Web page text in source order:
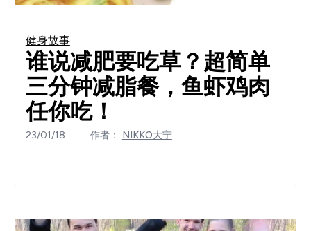
健身故事
谁说减肥要吃草？超简单
三分钟减脂餐，鱼虾鸡肉
任你吃！
23/01/18 作者： NIKKO大宁